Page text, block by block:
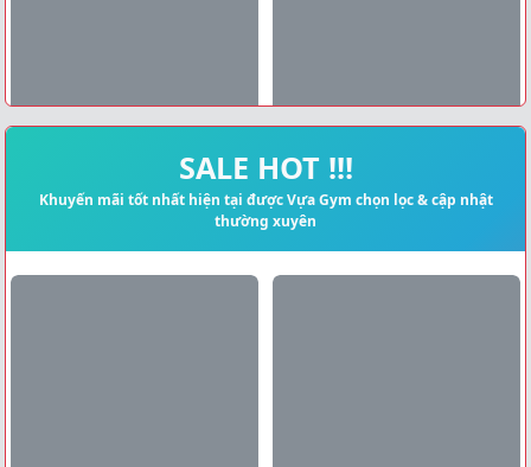
SALE HOT !!!
Khuyến mãi tốt nhất hiện tại được Vựa Gym chọn lọc & cập nhật
thường xuyên